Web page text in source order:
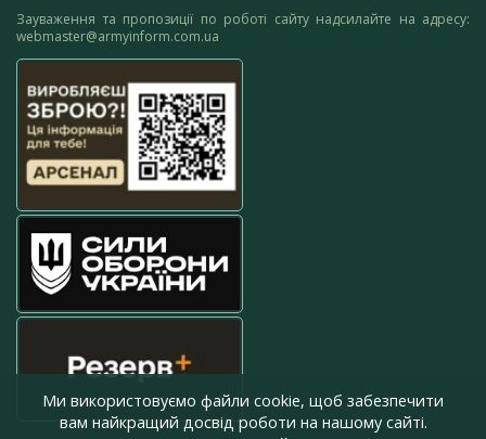
Зауваження та пропозиції по роботі сайту надсилайте на адресу:
webmaster@armyinform.com.ua
Ми використовуємо файли cookie, щоб забезпечити
вам найкращий досвід роботи на нашому сайті.